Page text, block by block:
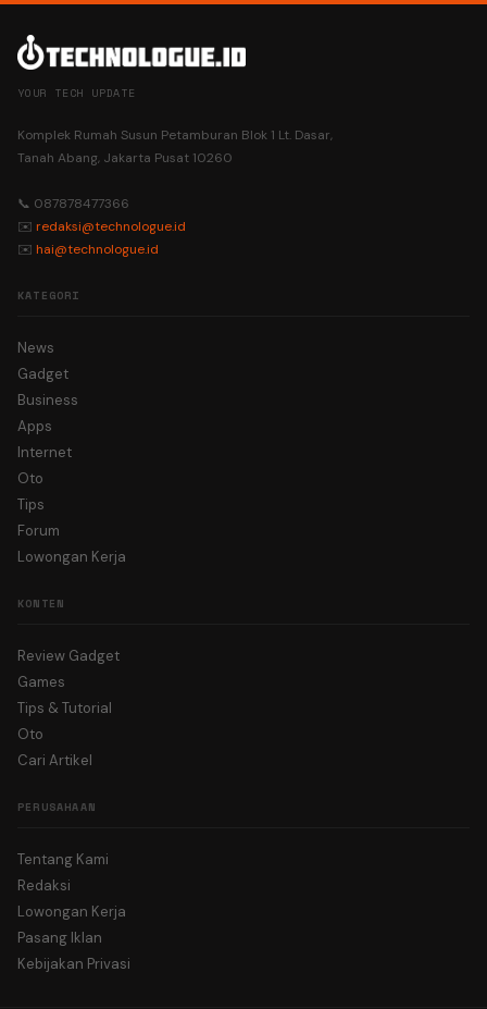
YOUR TECH UPDATE
Komplek Rumah Susun Petamburan Blok 1 Lt. Dasar,
Tanah Abang, Jakarta Pusat 10260
📞 087878477366
✉️ redaksi@technologue.id
✉️ hai@technologue.id
KATEGORI
News
Gadget
Business
Apps
Internet
Oto
Tips
Forum
Lowongan Kerja
KONTEN
Review Gadget
Games
Tips & Tutorial
Oto
Cari Artikel
PERUSAHAAN
Tentang Kami
Redaksi
Lowongan Kerja
Pasang Iklan
Kebijakan Privasi